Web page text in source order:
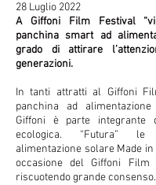
28 Luglio 2022
A Giffoni Film Festival
panchina smart ad
grado di attirare
generazioni.
In tanti attratti al Giffoni
panchina ad alimentazione
Giffoni è parte integrante
ecologica. “Futura”
alimentazione solare Made
occasione del Giffoni Film
riscuotendo grande consenso.